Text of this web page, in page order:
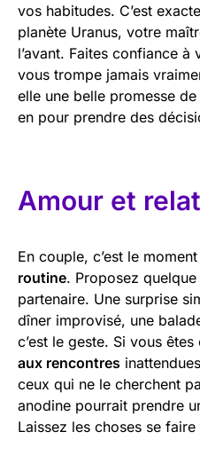
vos habitudes. C’est
planète Uranus, votre
l’avant. Faites confiance
vous trompe jamais
elle une belle promesse de
en pour prendre des
Amour et
En couple, c’est le
routine. Proposez
partenaire. Une surprise
dîner improvisé, une
c’est le geste. Si vous
aux rencontres
ceux qui ne le cherchent
anodine pourrait prendre
Laissez les choses se